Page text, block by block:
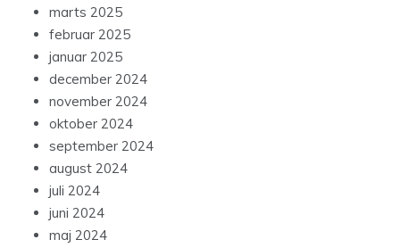
marts 2025
februar 2025
januar 2025
december 2024
november 2024
oktober 2024
september 2024
august 2024
juli 2024
juni 2024
maj 2024